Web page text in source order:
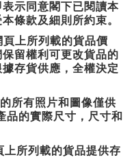
示同意閣下已閱讀本
條款及細則所約束。
上所列載的貨品價
留權利可更改貨品的
存貨供應，全權決定
所有照片和圖像僅供
品的實際尺寸，尺寸和
所列載的貨品提供存